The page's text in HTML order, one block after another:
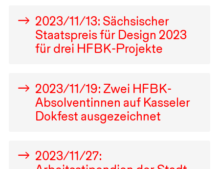
2023/11/13: Sächsischer
Staatspreis für Design 2023
für drei HFBK-Projekte
2023/11/19: Zwei HFBK-
Absolventinnen auf Kasseler
Dokfest ausgezeichnet
2023/11/27: